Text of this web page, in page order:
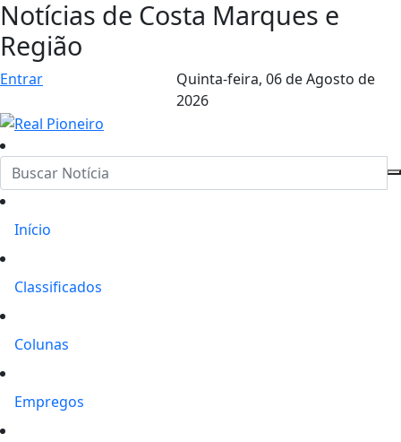
Notícias de Costa Marques e
Região
Entrar Quinta-feira, 06 de Agosto de
2026
Início
Classificados
Colunas
Empregos